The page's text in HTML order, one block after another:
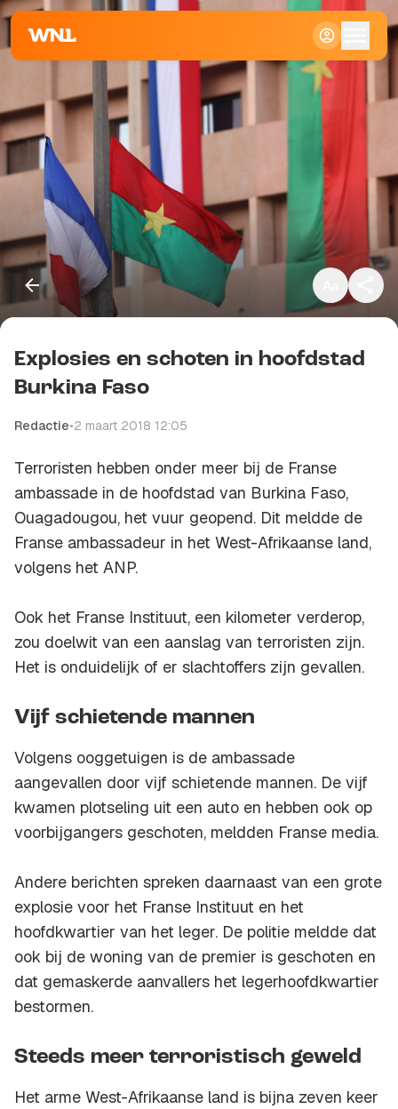
Klein
Standaard
Groot
Kopieer link
Explosies en schoten in hoofdstad
Burkina Faso
Redactie•2 maart 2018 12:05
Terroristen hebben onder meer bij de Franse
ambassade in de hoofdstad van Burkina Faso,
Ouagadougou, het vuur geopend. Dit meldde de
Franse ambassadeur in het West-Afrikaanse land,
volgens het ANP.
Ook het Franse Instituut, een kilometer verderop,
zou doelwit van een aanslag van terroristen zijn.
Het is onduidelijk of er slachtoffers zijn gevallen.
Vijf schietende mannen
Volgens ooggetuigen is de ambassade
aangevallen door vijf schietende mannen. De vijf
kwamen plotseling uit een auto en hebben ook op
voorbijgangers geschoten, meldden Franse media.
Andere berichten spreken daarnaast van een grote
explosie voor het Franse Instituut en het
hoofdkwartier van het leger. De politie meldde dat
ook bij de woning van de premier is geschoten en
dat gemaskerde aanvallers het legerhoofdkwartier
bestormen.
Steeds meer terroristisch geweld
Het arme West-Afrikaanse land is bijna zeven keer